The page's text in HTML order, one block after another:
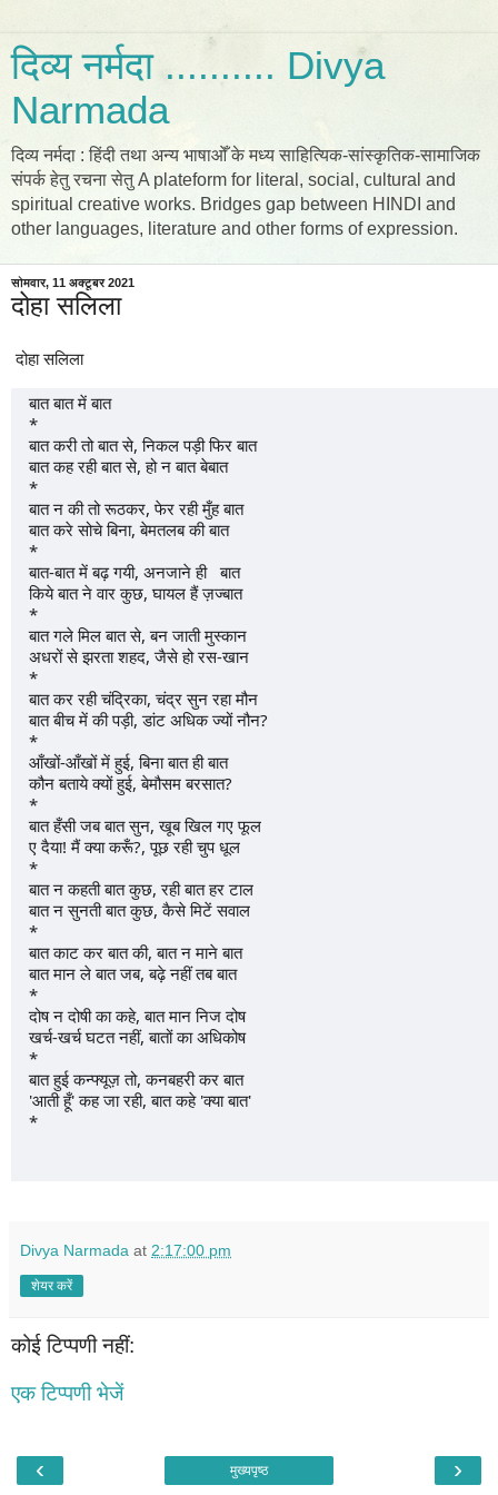
दिव्य नर्मदा .......... Divya
Narmada
दिव्य नर्मदा : हिंदी तथा अन्य भाषाओँ के मध्य साहित्यिक-सांस्कृतिक-सामाजिक
संपर्क हेतु रचना सेतु A plateform for literal, social, cultural and
spiritual creative works. Bridges gap between HINDI and
other languages, literature and other forms of expression.
सोमवार, 11 अक्टूबर 2021
दोहा सलिला
दोहा सलिला
बात बात में बात
*
बात करी तो बात से, निकल पड़ी फिर बात
बात कह रही बात से, हो न बात बेबात
*
बात न की तो रूठकर, फेर रही मुँह बात
बात करे सोचे बिना, बेमतलब की बात
*
बात-बात में बढ़ गयी, अनजाने ही   बात
किये बात ने वार कुछ, घायल हैं ज़ज्बात
*
बात गले मिल बात से, बन जाती मुस्कान
अधरों से झरता शहद, जैसे हो रस-खान
*
बात कर रही चंद्रिका, चंद्र सुन रहा मौन
बात बीच में की पड़ी, डांट अधिक ज्यों नौन?
*
आँखों-आँखों में हुई, बिना बात ही बात
कौन बताये क्यों हुई, बेमौसम बरसात?
*
बात हँसी जब बात सुन, खूब खिल गए फूल
ए दैया! मैं क्या करूँ?, पूछ रही चुप धूल
*
बात न कहती बात कुछ, रही बात हर टाल
बात न सुनती बात कुछ, कैसे मिटें सवाल
*
बात काट कर बात की, बात न माने बात
बात मान ले बात जब, बढ़े नहीं तब बात
*
दोष न दोषी का कहे, बात मान निज दोष
खर्च-खर्च घटत नहीं, बातों का अधिकोष
*
बात हुई कन्फ्यूज़ तो, कनबहरी कर बात
'आती हूँ' कह जा रही, बात कहे 'क्या बात'
*
Divya Narmada at 2:17:00 pm
शेयर करें
कोई टिप्पणी नहीं:
एक टिप्पणी भेजें
‹ ›
मुख्यपृष्ठ